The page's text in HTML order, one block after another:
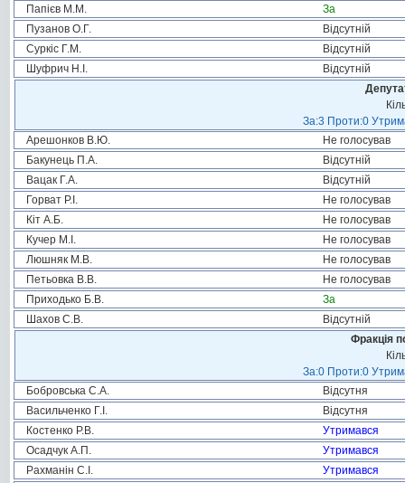
Папієв М.М.
За
Пузанов О.Г.
Відсутній
Суркіс Г.М.
Відсутній
Шуфрич Н.І.
Відсутній
За:3 Проти:0
Арешонков В.Ю.
Не голосував
Бакунець П.А.
Відсутній
Вацак Г.А.
Відсутній
Горват Р.І.
Не голосував
Кіт А.Б.
Не голосував
Кучер М.І.
Не голосував
Люшняк М.В.
Не голосував
Петьовка В.В.
Не голосував
Приходько Б.В.
За
Шахов С.В.
Відсутній
Фракція
За:0 Проти:0
Бобровська С.А.
Відсутня
Васильченко Г.І.
Відсутня
Костенко Р.В.
Утримався
Осадчук А.П.
Утримався
Рахманін С.І.
Утримався